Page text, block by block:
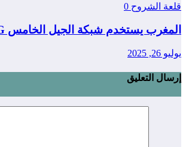
قلعة الشروح 0
المغرب يستخدم شبكة الجيل الخامس 5G واخيرا
يوليو 26, 2025
إرسال التعليق